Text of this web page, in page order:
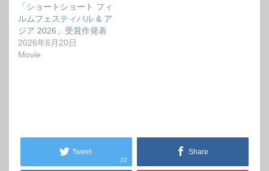
「ショートショート フィ
ルムフェスティバル & ア
ジア 2026」受賞作発表
2026年6月20日
Movie
Tweet
22
Share